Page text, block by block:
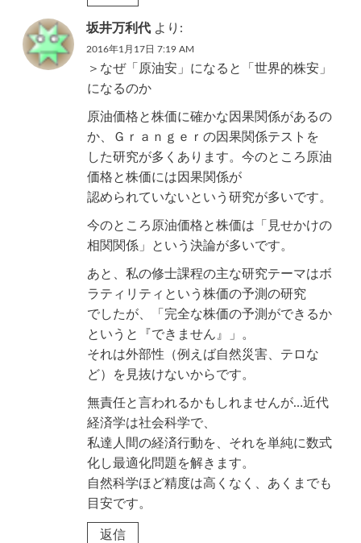
坂井万利代 より:
2016年1月17日 7:19 AM
＞なぜ「原油安」になると「世界的株安」
になるのか
原油価格と株価に確かな因果関係があるの
か、Ｇｒａｎｇｅｒの因果関係テストを
した研究が多くあります。今のところ原油
価格と株価には因果関係が
認められていないという研究が多いです。
今のところ原油価格と株価は「見せかけの
相関関係」という決論が多いです。
あと、私の修士課程の主な研究テーマはボ
ラティリティという株価の予測の研究
でしたが、「完全な株価の予測ができるか
というと『できません』」。
それは外部性（例えば自然災害、テロな
ど）を見抜けないからです。
無責任と言われるかもしれませんが…近代
経済学は社会科学で、
私達人間の経済行動を、それを単純に数式
化し最適化問題を解きます。
自然科学ほど精度は高くなく、あくまでも
目安です。
返信